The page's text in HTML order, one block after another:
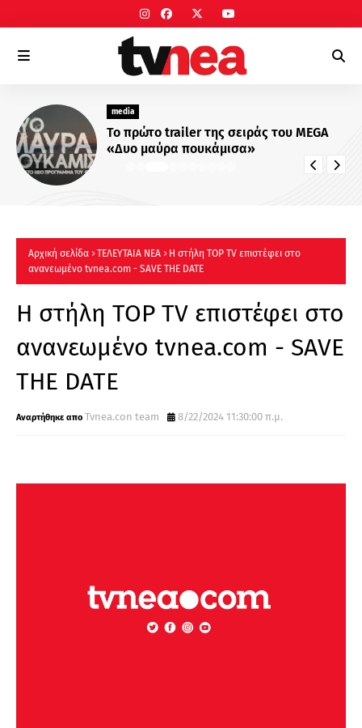
media
Το πρώτο trailer της σειράς του MEGA
«Δυο μαύρα πουκάμισα»
Αρχική σελίδα ΤΕΛΕΥΤΑΙΑ ΝΕΑ
Η στήλη TOP TV επιστέφει στο
ανανεωμένο tvnea.com - SAVE THE DATE
Η στήλη TOP TV επιστέφει στο
ανανεωμένο tvnea.com - SAVE
THE DATE
Tvnea.con team 8/22/2024 11:30:00 π.μ.